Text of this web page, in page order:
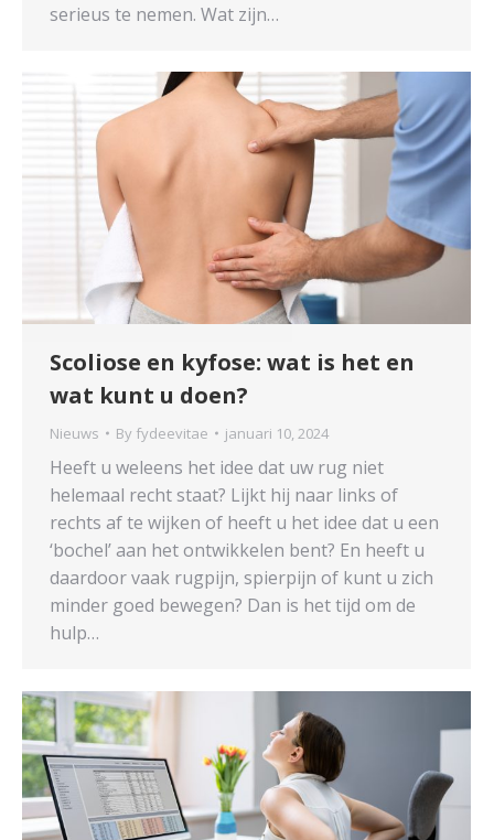
serieus te nemen. Wat zijn…
Scoliose en kyfose: wat is het en
wat kunt u doen?
Nieuws By fydeevitae januari 10, 2024
Heeft u weleens het idee dat uw rug niet
helemaal recht staat? Lijkt hij naar links of
rechts af te wijken of heeft u het idee dat u een
‘bochel’ aan het ontwikkelen bent? En heeft u
daardoor vaak rugpijn, spierpijn of kunt u zich
minder goed bewegen? Dan is het tijd om de
hulp…